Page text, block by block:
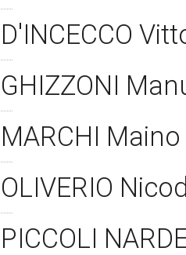
D'INCECCO
GHIZZONI
MARCHI Maino
OLIVERIO
PICCOLI